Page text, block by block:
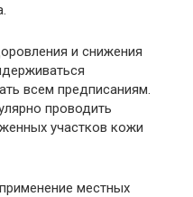
и снижения
всем предписаниям.
проводить
участков кожи
местных